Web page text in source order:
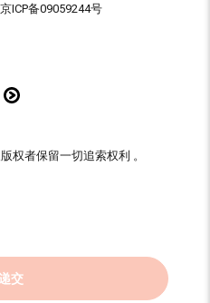
交
京ICP备09059244号
权者保留一切追索权利 。